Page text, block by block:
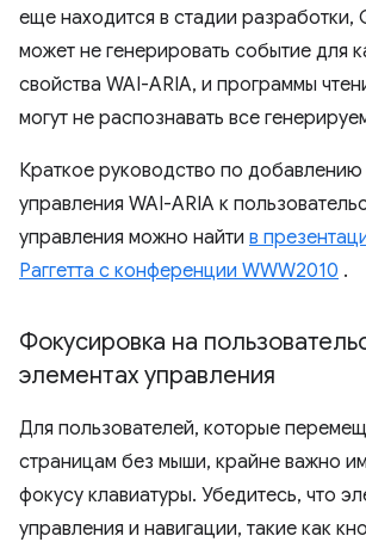
еще находится в стадии разработки,
может не генерировать событие для
свойства WAI-ARIA, и программы
могут не распознавать все
Краткое руководство по добавлению
управления WAI-ARIA к
управления можно найти в
Раггетта с конференции WWW2010 .
Фокусировка на
элементах управления
Для пользователей, которые
страницам без мыши, крайне важно
фокусу клавиатуры. Убедитесь, что
управления и навигации, такие как